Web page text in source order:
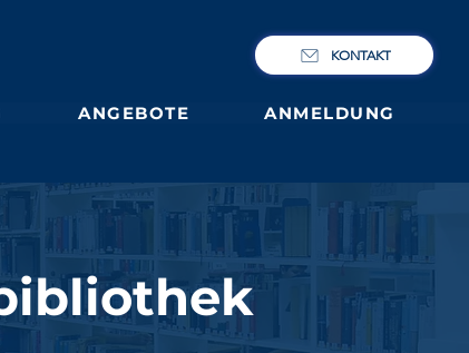
KONTAKT
ANGEBOTE ANMELDUNG